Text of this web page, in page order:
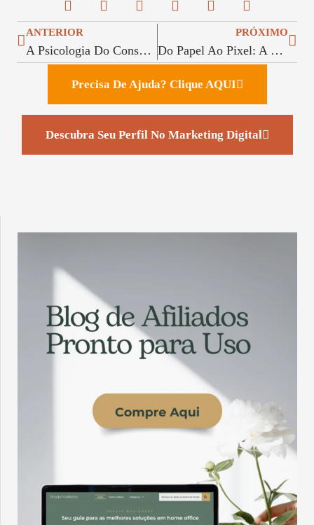
ANTERIOR
A Psicologia Do Consumo: Como Entender Os Gatilhos Universais Transforma Seu Negócio Digital
PRÓXIMO
Do Papel Ao Pixel: A Transição Do Marketing Físico Para O Digital
Precisa De Ajuda? Clique AQUI
Descubra Seu Perfil No Marketing Digital